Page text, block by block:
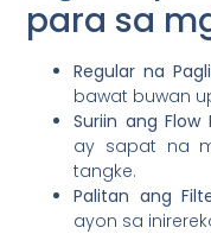
para sa
Regular na
bawat buwan
Suriin ang Flow
ay sapat na
tangke.
Palitan ang
ayon sa